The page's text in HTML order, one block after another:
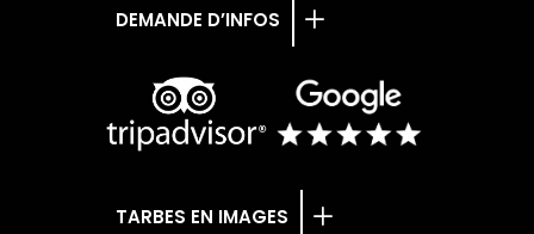
DEMANDE D’INFOS
TARBES EN IMAGES